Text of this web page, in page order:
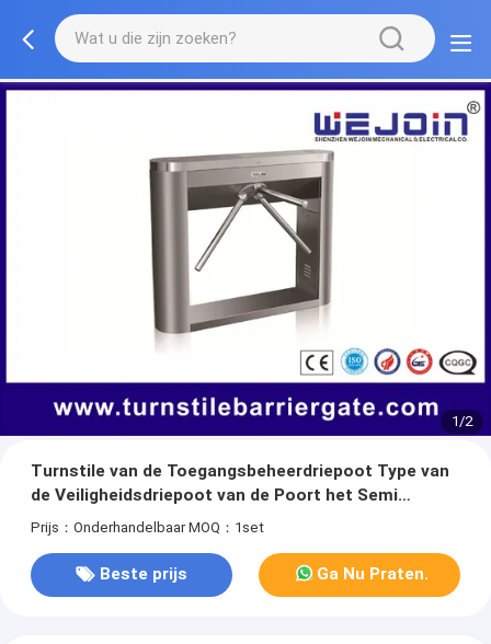
1/2
Turnstile van de Toegangsbeheerdriepoot Type van
de Veiligheidsdriepoot van de Poort het Semi
Automatische Barrière
Prijs：Onderhandelbaar MOQ：1set
Beste prijs Ga Nu Praten.